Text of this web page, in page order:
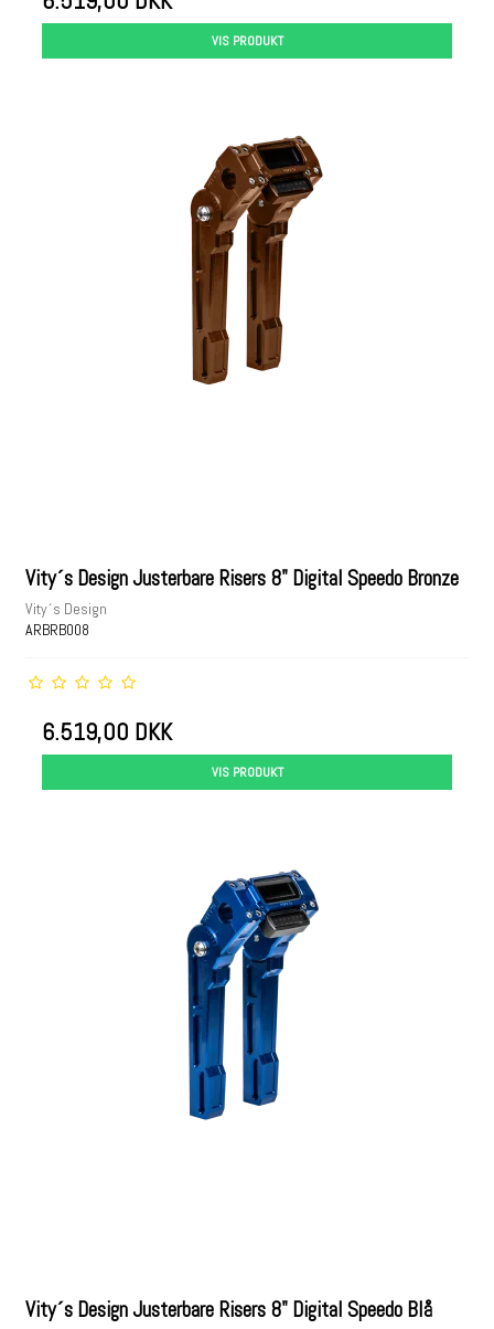
VIS PRODUKT
Vity´s Design Justerbare Risers 8" Digital Speedo Bronze
Vity´s Design
ARBRB008
6.519,00 DKK
VIS PRODUKT
Vity´s Design Justerbare Risers 8" Digital Speedo Blå